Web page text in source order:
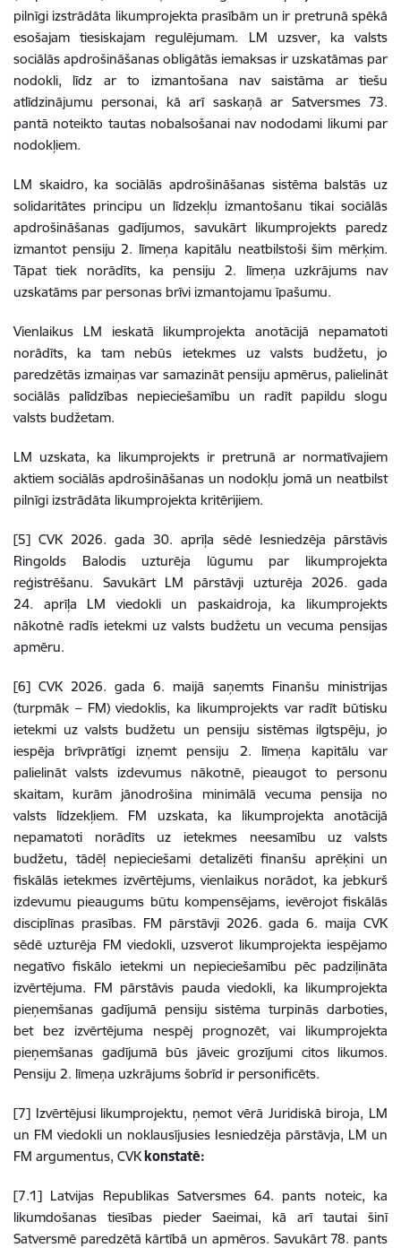
pilnīgi izstrādāta likumprojekta prasībām un ir pretrunā spēkā
esošajam tiesiskajam regulējumam. LM uzsver, ka valsts
sociālās apdrošināšanas obligātās iemaksas ir uzskatāmas par
nodokli, līdz ar to izmantošana nav saistāma ar tiešu
atlīdzinājumu personai, kā arī saskaņā ar Satversmes 73.
pantā noteikto tautas nobalsošanai nav nododami likumi par
nodokļiem.
LM skaidro, ka sociālās apdrošināšanas sistēma balstās uz
solidaritātes principu un līdzekļu izmantošanu tikai sociālās
apdrošināšanas gadījumos, savukārt likumprojekts paredz
izmantot pensiju 2. līmeņa kapitālu neatbilstoši šim mērķim.
Tāpat tiek norādīts, ka pensiju 2. līmeņa uzkrājums nav
uzskatāms par personas brīvi izmantojamu īpašumu.
Vienlaikus LM ieskatā likumprojekta anotācijā nepamatoti
norādīts, ka tam nebūs ietekmes uz valsts budžetu, jo
paredzētās izmaiņas var samazināt pensiju apmērus, palielināt
sociālās palīdzības nepieciešamību un radīt papildu slogu
valsts budžetam.
LM uzskata, ka likumprojekts ir pretrunā ar normatīvajiem
aktiem sociālās apdrošināšanas un nodokļu jomā un neatbilst
pilnīgi izstrādāta likumprojekta kritērijiem.
[5] CVK 2026. gada 30. aprīļa sēdē Iesniedzēja pārstāvis
Ringolds Balodis uzturēja lūgumu par likumprojekta
reģistrēšanu. Savukārt LM pārstāvji uzturēja 2026. gada
24. aprīļa LM viedokli un paskaidroja, ka likumprojekts
nākotnē radīs ietekmi uz valsts budžetu un vecuma pensijas
apmēru.
[6] CVK 2026. gada 6. maijā saņemts Finanšu ministrijas
(turpmāk – FM) viedoklis, ka likumprojekts var radīt būtisku
ietekmi uz valsts budžetu un pensiju sistēmas ilgtspēju, jo
iespēja brīvprātīgi izņemt pensiju 2. līmeņa kapitālu var
palielināt valsts izdevumus nākotnē, pieaugot to personu
skaitam, kurām jānodrošina minimālā vecuma pensija no
valsts līdzekļiem. FM uzskata, ka likumprojekta anotācijā
nepamatoti norādīts uz ietekmes neesamību uz valsts
budžetu, tādēļ nepieciešami detalizēti finanšu aprēķini un
fiskālās ietekmes izvērtējums, vienlaikus norādot, ka jebkurš
izdevumu pieaugums būtu kompensējams, ievērojot fiskālās
disciplīnas prasības. FM pārstāvji 2026. gada 6. maija CVK
sēdē uzturēja FM viedokli, uzsverot likumprojekta iespējamo
negatīvo fiskālo ietekmi un nepieciešamību pēc padziļināta
izvērtējuma. FM pārstāvis pauda viedokli, ka likumprojekta
pieņemšanas gadījumā pensiju sistēma turpinās darboties,
bet bez izvērtējuma nespēj prognozēt, vai likumprojekta
pieņemšanas gadījumā būs jāveic grozījumi citos likumos.
Pensiju 2. līmeņa uzkrājums šobrīd ir personificēts.
[7] Izvērtējusi likumprojektu, ņemot vērā Juridiskā biroja, LM
un FM viedokli un noklausījusies Iesniedzēja pārstāvja, LM un
FM argumentus, CVKkonstatē:
[7.1] Latvijas Republikas Satversmes 64. pants noteic, ka
likumdošanas tiesības pieder Saeimai, kā arī tautai šinī
Satversmē paredzētā kārtībā un apmēros. Savukārt 78. pants